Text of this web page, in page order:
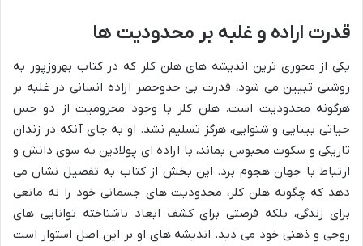
قدرت اراده و غلبه بر محدودیت ها
یکی از محوری ترین اندیشه های هلن کلر که در کتاب بهروزپور به
روشنی تبیین می شود، قدرت بی حدوحصر اراده انسانی در غلبه بر
هرگونه محدودیت است. هلن کلر با وجود محرومیت از دو حس
حیاتی بینایی و شنوایی، هرگز تسلیم نشد. او به جای آنکه در زندان
تاریکی و سکوت محبوس بماند، با اراده ای پولادین به سوی دانش و
ارتباط با جهان هجوم برد. این بخش از کتاب به تفصیل نشان می
دهد که چگونه هلن کلر، محدودیت های جسمانی خود را نه مانعی
برای زندگی، بلکه فرصتی برای کشف ابعاد ناشناخته توانایی های
روحی و ذهنی خود می دید. اندیشه های او بر این اصل استوار است